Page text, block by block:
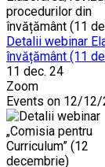
Detalii webinar
învățământ (11
11 dec. 24
Zoom
Events on 12/